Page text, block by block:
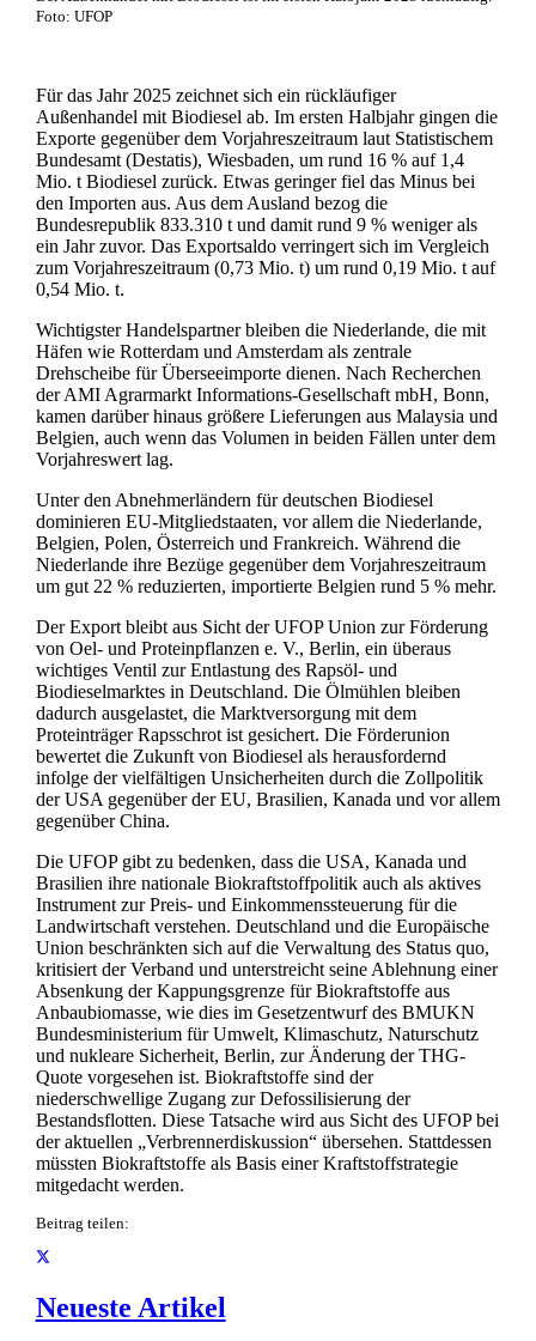
Foto: UFOP
Für das Jahr 2025 zeichnet sich ein rückläufiger
Außenhandel mit Biodiesel ab. Im ersten Halbjahr gingen die
Exporte gegenüber dem Vorjahreszeitraum laut Statistischem
Bundesamt (Destatis), Wiesbaden, um rund 16 % auf 1,4
Mio. t Biodiesel zurück. Etwas geringer fiel das Minus bei
den Importen aus. Aus dem Ausland bezog die
Bundesrepublik 833.310 t und damit rund 9 % weniger als
ein Jahr zuvor. Das Exportsaldo verringert sich im Vergleich
zum Vorjahreszeitraum (0,73 Mio. t) um rund 0,19 Mio. t auf
0,54 Mio. t.
Wichtigster Handelspartner bleiben die Niederlande, die mit
Häfen wie Rotterdam und Amsterdam als zentrale
Drehscheibe für Überseeimporte dienen. Nach Recherchen
der AMI Agrarmarkt Informations-Gesellschaft mbH, Bonn,
kamen darüber hinaus größere Lieferungen aus Malaysia und
Belgien, auch wenn das Volumen in beiden Fällen unter dem
Vorjahreswert lag.
Unter den Abnehmerländern für deutschen Biodiesel
dominieren EU-Mitgliedstaaten, vor allem die Niederlande,
Belgien, Polen, Österreich und Frankreich. Während die
Niederlande ihre Bezüge gegenüber dem Vorjahreszeitraum
um gut 22 % reduzierten, importierte Belgien rund 5 % mehr.
Der Export bleibt aus Sicht der UFOP Union zur Förderung
von Oel- und Proteinpflanzen e. V., Berlin, ein überaus
wichtiges Ventil zur Entlastung des Rapsöl- und
Biodieselmarktes in Deutschland. Die Ölmühlen bleiben
dadurch ausgelastet, die Marktversorgung mit dem
Proteinträger Rapsschrot ist gesichert. Die Förderunion
bewertet die Zukunft von Biodiesel als herausfordernd
infolge der vielfältigen Unsicherheiten durch die Zollpolitik
der USA gegenüber der EU, Brasilien, Kanada und vor allem
gegenüber China.
Die UFOP gibt zu bedenken, dass die USA, Kanada und
Brasilien ihre nationale Biokraftstoffpolitik auch als aktives
Instrument zur Preis- und Einkommenssteuerung für die
Landwirtschaft verstehen. Deutschland und die Europäische
Union beschränkten sich auf die Verwaltung des Status quo,
kritisiert der Verband und unterstreicht seine Ablehnung einer
Absenkung der Kappungsgrenze für Biokraftstoffe aus
Anbaubiomasse, wie dies im Gesetzentwurf des BMUKN
Bundesministerium für Umwelt, Klimaschutz, Naturschutz
und nukleare Sicherheit, Berlin, zur Änderung der THG-
Quote vorgesehen ist. Biokraftstoffe sind der
niederschwellige Zugang zur Defossilisierung der
Bestandsflotten. Diese Tatsache wird aus Sicht des UFOP bei
der aktuellen „Verbrennerdiskussion“ übersehen. Stattdessen
müssten Biokraftstoffe als Basis einer Kraftstoffstrategie
mitgedacht werden.
Beitrag teilen:
Neueste Artikel